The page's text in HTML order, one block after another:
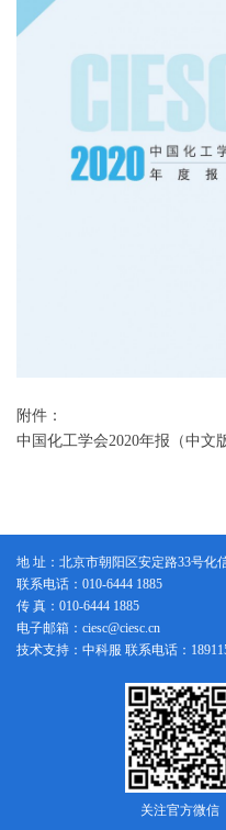
附件：
中国化工学会2020年报（中文
地 址：北京市朝阳区安定路33号化
联系电话：010-6444 1885
传 真：010-6444 1885
电子邮箱：ciesc@ciesc.cn
技术支持：中科服 联系电话：
关注官方微信